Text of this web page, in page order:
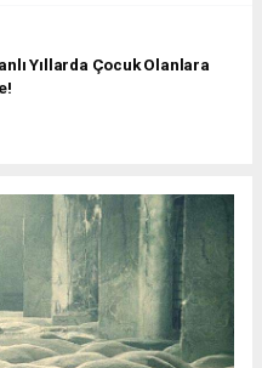
Yıllarda Çocuk Olanlara